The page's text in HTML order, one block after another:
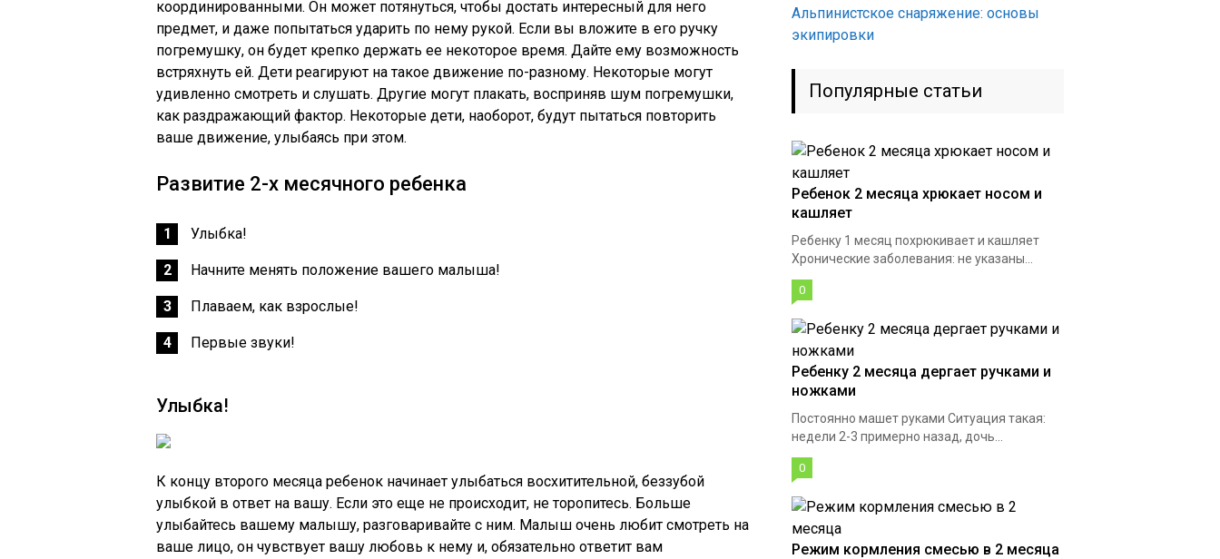
координированными. Он может потянуться, чтобы достать интересный для него
предмет, и даже попытаться ударить по нему рукой. Если вы вложите в его ручку
погремушку, он будет крепко держать ее некоторое время. Дайте ему возможность
встряхнуть ей. Дети реагируют на такое движение по-разному. Некоторые могут
удивленно смотреть и слушать. Другие могут плакать, восприняв шум погремушки,
как раздражающий фактор. Некоторые дети, наоборот, будут пытаться повторить
ваше движение, улыбаясь при этом.
Развитие 2-х месячного ребенка
Улыбка!
Начните менять положение вашего малыша!
Плаваем, как взрослые!
Первые звуки!
Улыбка!
К концу второго месяца ребенок начинает улыбаться восхитительной, беззубой
улыбкой в ответ на вашу. Если это еще не происходит, не торопитесь. Больше
улыбайтесь вашему малышу, разговаривайте с ним. Малыш очень любит смотреть на
ваше лицо, он чувствует вашу любовь к нему и, обязательно ответит вам
Альпинистское снаряжение: основы
экипировки
Популярные статьи
Ребенок 2 месяца хрюкает носом и
кашляет
Ребенку 1 месяц похрюкивает и кашляет
Хронические заболевания: не указаны...
0
Ребенку 2 месяца дергает ручками и
ножками
Постоянно машет руками Ситуация такая:
недели 2-3 примерно назад, дочь...
0
Режим кормления смесью в 2 месяца